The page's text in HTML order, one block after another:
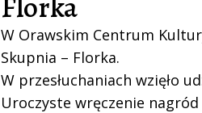
W Orawskim Centrum
Skupnia – Florka.
W przesłuchaniach wzięło
Uroczyste wręczenie